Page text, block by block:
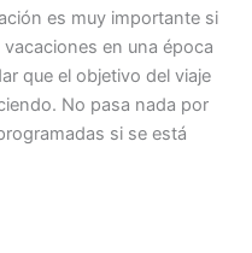
es muy importante si
en una época
que el objetivo del viaje
No pasa nada por
si se está